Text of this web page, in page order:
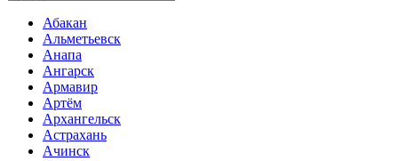
Абакан
Альметьевск
Анапа
Ангарск
Армавир
Артём
Архангельск
Астрахань
Ачинск